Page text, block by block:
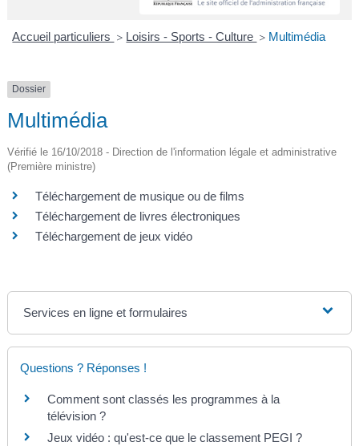
E
Accueil particuliers > Loisirs - Sports - Culture > Multimédia
Dossier
Multimédia
Vérifié le 16/10/2018 - Direction de l'information légale et administrative
(Première ministre)
Téléchargement de musique ou de films
Téléchargement de livres électroniques
Téléchargement de jeux vidéo
Services en ligne et formulaires
Questions ? Réponses !
Comment sont classés les programmes à la
télévision ?
Jeux vidéo : qu'est-ce que le classement PEGI ?